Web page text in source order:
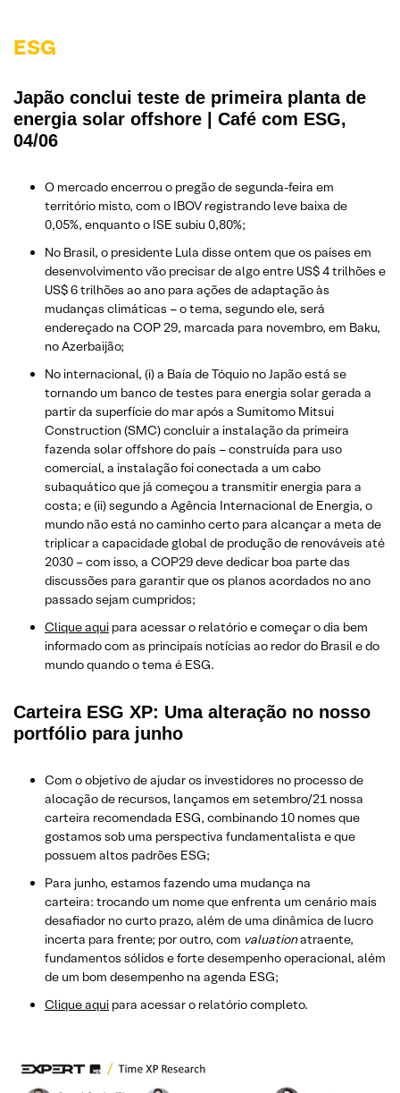
ESG
Japão conclui teste de primeira planta de
energia solar offshore | Café com ESG,
04/06
O mercado encerrou o pregão de segunda-feira em
território misto, com o IBOV registrando leve baixa de
0,05%, enquanto o ISE subiu 0,80%;
No Brasil, o presidente Lula disse ontem que os países em
desenvolvimento vão precisar de algo entre US$ 4 trilhões e
US$ 6 trilhões ao ano para ações de adaptação às
mudanças climáticas – o tema, segundo ele, será
endereçado na COP 29, marcada para novembro, em Baku,
no Azerbaijão;
No internacional, (i) a Baía de Tóquio no Japão está se
tornando um banco de testes para energia solar gerada a
partir da superfície do mar após a Sumitomo Mitsui
Construction (SMC) concluir a instalação da primeira
fazenda solar offshore do país – construída para uso
comercial, a instalação foi conectada a um cabo
subaquático que já começou a transmitir energia para a
costa; e (ii) segundo a Agência Internacional de Energia, o
mundo não está no caminho certo para alcançar a meta de
triplicar a capacidade global de produção de renováveis até
2030 – com isso, a COP29 deve dedicar boa parte das
discussões para garantir que os planos acordados no ano
passado sejam cumpridos;
Clique aqui para acessar o relatório e começar o dia bem
informado com as principais notícias ao redor do Brasil e do
mundo quando o tema é ESG.
Carteira ESG XP: Uma alteração no nosso
portfólio para junho
Com o objetivo de ajudar os investidores no processo de
alocação de recursos, lançamos em setembro/21 nossa
carteira recomendada ESG, combinando 10 nomes que
gostamos sob uma perspectiva fundamentalista e que
possuem altos padrões ESG;
Para junho, estamos fazendo uma mudança na
carteira: trocando um nome que enfrenta um cenário mais
desafiador no curto prazo, além de uma dinâmica de lucro
incerta para frente; por outro, com valuationatraente,
fundamentos sólidos e forte desempenho operacional, além
de um bom desempenho na agenda ESG;
Clique aqui para acessar o relatório completo.